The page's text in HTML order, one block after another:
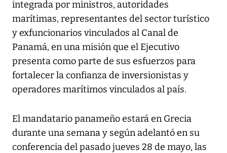
integrada por ministros, autoridades
marítimas, representantes del sector turístico
y exfuncionarios vinculados al Canal de
Panamá, en una misión que el Ejecutivo
presenta como parte de sus esfuerzos para
fortalecer la confianza de inversionistas y
operadores marítimos vinculados al país.
El mandatario panameño estará en Grecia
durante una semana y según adelantó en su
conferencia del pasado jueves 28 de mayo, las